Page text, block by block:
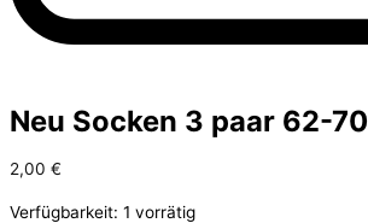
Neu Socken 3 paar 62-70
2,00 €
Verfügbarkeit: 1 vorrätig